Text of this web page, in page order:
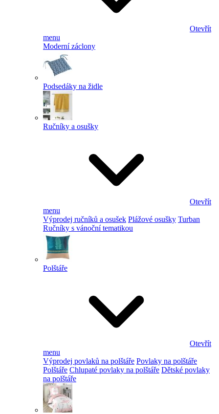
Otevřít
menu
Moderní záclony
Podsedáky na židle
Ručníky a osušky
Otevřít
menu
Výprodej ručníků a osušek Plážové osušky Turban
Ručníky s vánoční tematikou
Polštáře
Otevřít
menu
Výprodej povlaků na polštáře Povlaky na polštáře
Polštáře Chlupaté povlaky na polštáře Dětské povlaky
na polštáře